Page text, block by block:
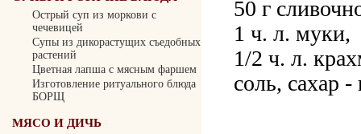
Острый суп из моркови с
чечевицей
Cупы из дикорастущих съедобных
растений
Цветная лапша с мясным фаршем
Изготовление ритуального блюда
БОРЩ
МЯСО И ДИЧЬ
50 г
1 ч. л. муки,
1/2 ч. л.
соль, сахар -